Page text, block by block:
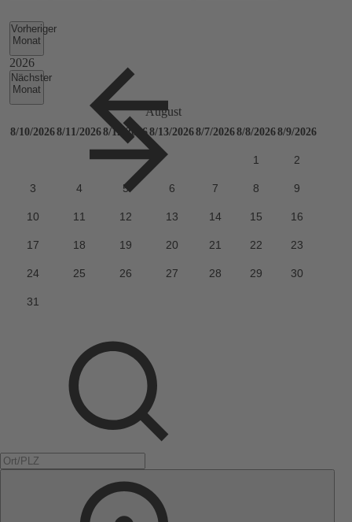
Vorheriger
Monat
Nächster
Monat